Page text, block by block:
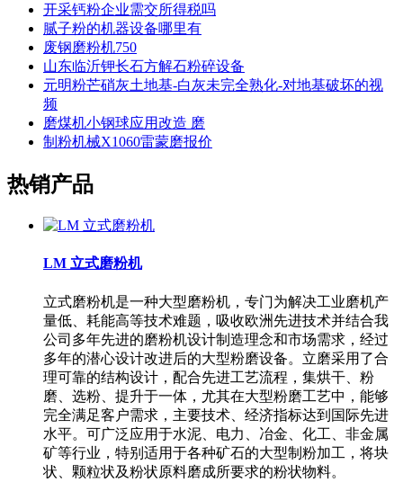
开采钙粉企业需交所得税吗
腻子粉的机器设备哪里有
废钢磨粉机750
山东临沂钾长石方解石粉碎设备
元明粉芒硝灰土地基-白灰未完全熟化-对地基破坏的视
频
磨煤机小钢球应用改造 磨
制粉机械X1060雷蒙磨报价
热销产品
LM 立式磨粉机
立式磨粉机是一种大型磨粉机，专门为解决工业磨机产
量低、耗能高等技术难题，吸收欧洲先进技术并结合我
公司多年先进的磨粉机设计制造理念和市场需求，经过
多年的潜心设计改进后的大型粉磨设备。立磨采用了合
理可靠的结构设计，配合先进工艺流程，集烘干、粉
磨、选粉、提升于一体，尤其在大型粉磨工艺中，能够
完全满足客户需求，主要技术、经济指标达到国际先进
水平。可广泛应用于水泥、电力、冶金、化工、非金属
矿等行业，特别适用于各种矿石的大型制粉加工，将块
状、颗粒状及粉状原料磨成所要求的粉状物料。